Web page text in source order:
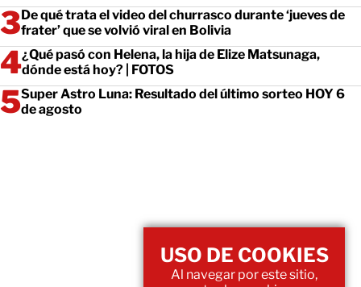
De qué trata el video del churrasco durante ‘jueves de
frater’ que se volvió viral en Bolivia
¿Qué pasó con Helena, la hija de Elize Matsunaga,
dónde está hoy? | FOTOS
Super Astro Luna: Resultado del último sorteo HOY 6
de agosto
USO DE COOKIES
Al navegar por este sitio,